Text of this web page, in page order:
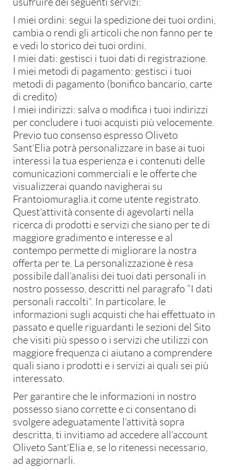
I miei ordini: segui la spedizione dei tuoi ordini,
cambia o rendi gli articoli che non fanno per te
e vedi lo storico dei tuoi ordini.
I miei dati: gestisci i tuoi dati di registrazione.
I miei metodi di pagamento: gestisci i tuoi
metodi di pagamento (bonifico bancario, carte
di credito)
I miei indirizzi: salva o modifica i tuoi indirizzi
per concludere i tuoi acquisti più velocemente.
Previo tuo consenso espresso Oliveto
Sant’Elia potrà personalizzare in base ai tuoi
interessi la tua esperienza e i contenuti delle
comunicazioni commerciali e le offerte che
visualizzerai quando navigherai su
Frantoiomuraglia.it come utente registrato.
Quest’attività consente di agevolarti nella
ricerca di prodotti e servizi che siano per te di
maggiore gradimento e interesse e al
contempo permette di migliorare la nostra
offerta per te. La personalizzazione è resa
possibile dall’analisi dei tuoi dati personali in
nostro possesso, descritti nel paragrafo “I dati
personali raccolti”. In particolare, le
informazioni sugli acquisti che hai effettuato in
passato e quelle riguardanti le sezioni del Sito
che visiti più spesso o i servizi che utilizzi con
maggiore frequenza ci aiutano a comprendere
quali siano i prodotti e i servizi ai quali sei più
interessato.
Per garantire che le informazioni in nostro
possesso siano corrette e ci consentano di
svolgere adeguatamente l’attività sopra
descritta, ti invitiamo ad accedere all’account
Oliveto Sant’Elia e, se lo ritenessi necessario,
ad aggiornarli.
Newsletter
I accept thecookie & privacy policy